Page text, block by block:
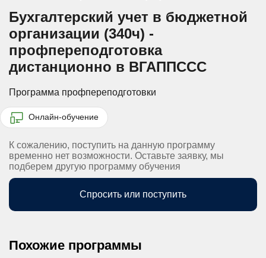
Бухгалтерский учет в бюджетной
организации (340ч) -
профпереподготовка
дистанционно в ВГАППССС
Программа профпереподготовки
Онлайн-обучение
К сожалению, поступить на данную программу
временно нет возможности. Оставьте заявку, мы
подберем другую программу обучения
Спросить или поступить
Похожие программы